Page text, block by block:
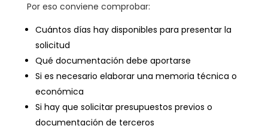
Por eso conviene comprobar:
Cuántos días hay disponibles para presentar la
solicitud
Qué documentación debe aportarse
Si es necesario elaborar una memoria técnica o
económica
Si hay que solicitar presupuestos previos o
documentación de terceros